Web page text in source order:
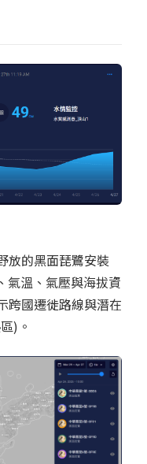
放的黑面琵鷺安裝
氣溫、氣壓與海拔資
跨國遷徙路線與潛在
)。